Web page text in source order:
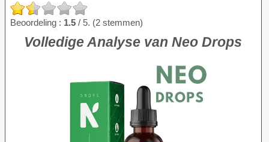
Beoordeling : 1.5 / 5. (2 stemmen)
Volledige Analyse van Neo Drops